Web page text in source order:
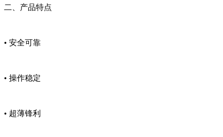
二、产品特点
• 安全可靠
• 操作稳定
• 超薄锋利